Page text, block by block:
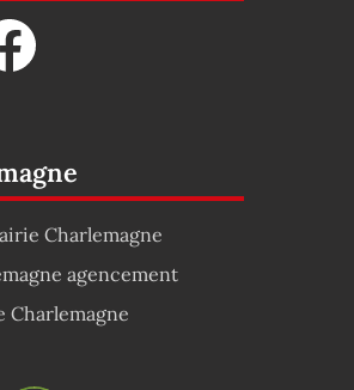
Charlemagne
agencement
Charlemagne